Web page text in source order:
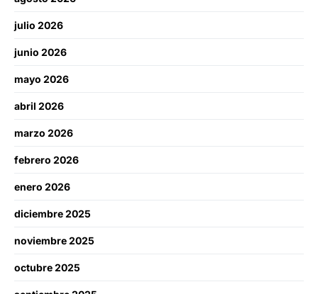
julio 2026
junio 2026
mayo 2026
abril 2026
marzo 2026
febrero 2026
enero 2026
diciembre 2025
noviembre 2025
octubre 2025